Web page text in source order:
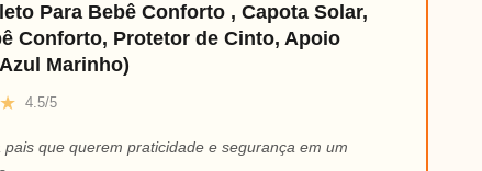
Para Bebê Conforto , Capota Solar,
Conforto, Protetor de Cinto, Apoio
Marinho)
★ 4.5/5
pais que querem praticidade e segurança em um